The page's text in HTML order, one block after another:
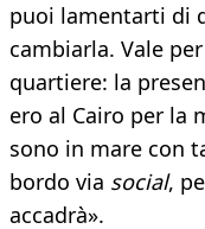
puoi lamentarti di
cambiarla. Vale
quartiere: la
ero al Cairo per la
sono in mare con
bordo via social,
accadrà».